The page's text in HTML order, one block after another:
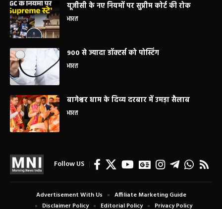
यूजीसी के नए नियमों पर सुप्रीम कोर्ट की रोक
भारत
900 से ज्यादा डॉक्टर्स को पोस्टिंग
भारत
बागेश्वर धाम के दिव्य दरबार में उमड़ा सैलाब
भारत
Follow US
Advertisement With Us
Affiliate Marketing Guide
Disclaimer Policy
Editorial Policy Privacy Policy